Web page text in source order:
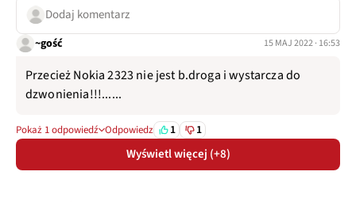
Dodaj komentarz
~gość 15 MAJ 2022 · 16:53
Przecież Nokia 2323 nie jest b.droga i wystarcza do
dzwonienia!!!......
Pokaż 1 odpowiedź Odpowiedz 1 1
Wyświetl więcej (+8)